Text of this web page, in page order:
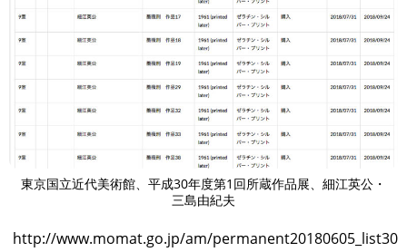
東京国立近代美術館、平成30年度第1回所蔵作品展、細江英公・
三島由紀夫
http://www.momat.go.jp/am/permanent20180605_list30